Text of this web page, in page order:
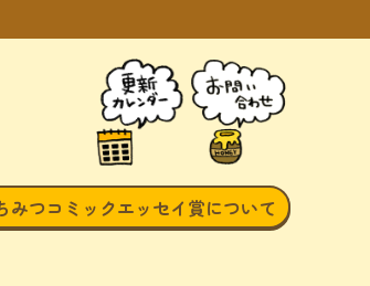
みつコミックエッセイ賞について